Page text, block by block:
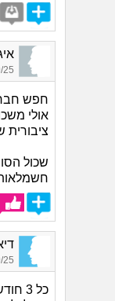
חפש
אולי
ציבורית
שכול
חשמלאות
כל